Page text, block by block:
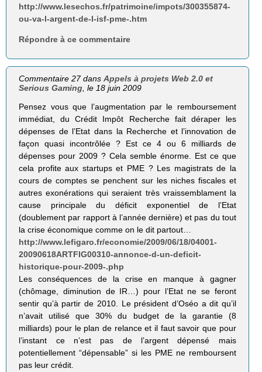
http://www.lesechos.fr/patrimoine/impots/300355874-
ou-va-l-argent-de-l-isf-pme-.htm
Répondre à ce commentaire
Commentaire 27 dansAppels à projets Web 2.0 et
Serious Gaming, le 18 juin 2009
Pensez vous que l’augmentation par le remboursement
immédiat, du Crédit Impôt Recherche fait déraper les
dépenses de l’Etat dans la Recherche et l’innovation de
façon quasi incontrôlée ? Est ce 4 ou 6 milliards de
dépenses pour 2009 ? Cela semble énorme. Est ce que
cela profite aux startups et PME ? Les magistrats de la
cours de comptes se penchent sur les niches fiscales et
autres exonérations qui seraient très vraissemblament la
cause principale du déficit exponentiel de l’Etat
(doublement par rapport à l’année dernière) et pas du tout
la crise économique comme on le dit partout…
http://www.lefigaro.fr/economie/2009/06/18/04001-
20090618ARTFIG00310-annonce-d-un-deficit-
historique-pour-2009-.php
Les conséquences de la crise en manque à gagner
(chômage, diminution de IR…) pour l’Etat ne se feront
sentir qu’à partir de 2010. Le président d’Oséo a dit qu’il
n’avait utilisé que 30% du budget de la garantie (8
milliards) pour le plan de relance et il faut savoir que pour
l’instant ce n’est pas de l’argent dépensé mais
potentiellement “dépensable” si les PME ne remboursent
pas leur crédit.